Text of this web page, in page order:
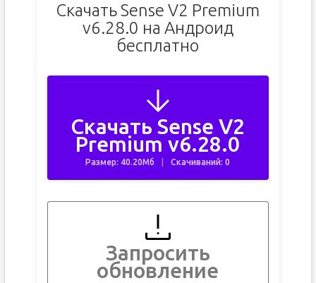
Скачать Sense V2 Premium
v6.28.0 на Андроид
бесплатно
Скачать Sense V2
Premium v6.28.0
Размер: 40.20Мб Скачиваний: 0
Запросить
обновление